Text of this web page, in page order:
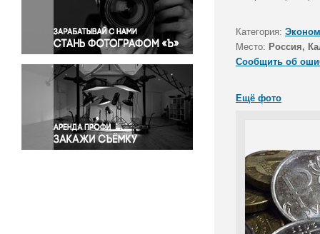
Правосудие
Происшествия и конфликты
Религия
Светская жизнь
Спорт
Экология
Экономика и бизнес
Категория:
Место: Россия,
Сообщить об
Ещё фото